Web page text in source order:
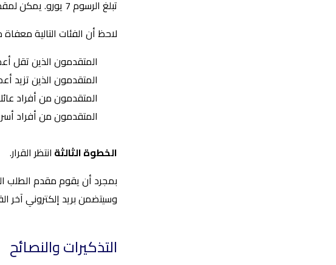
تبلغ الرسوم 7 يورو. يمكن لمقدم الطلب الكولومبي الاختيار من بين طرق دفع مختلفة عبر الإنترنت.
لاحظ أن الفئات التالية
المتقدمون الذين تقل
المتقدمون الذين تزيد
المتقدمون من أفراد
المتقدمون من أفراد أسر
الخطوة الثالثة انتظر القرار.
بمجرد أن يقوم مقدم الطلب
وسيتضمن بريد إلكتروني آخر
التذكيرات والنصائح